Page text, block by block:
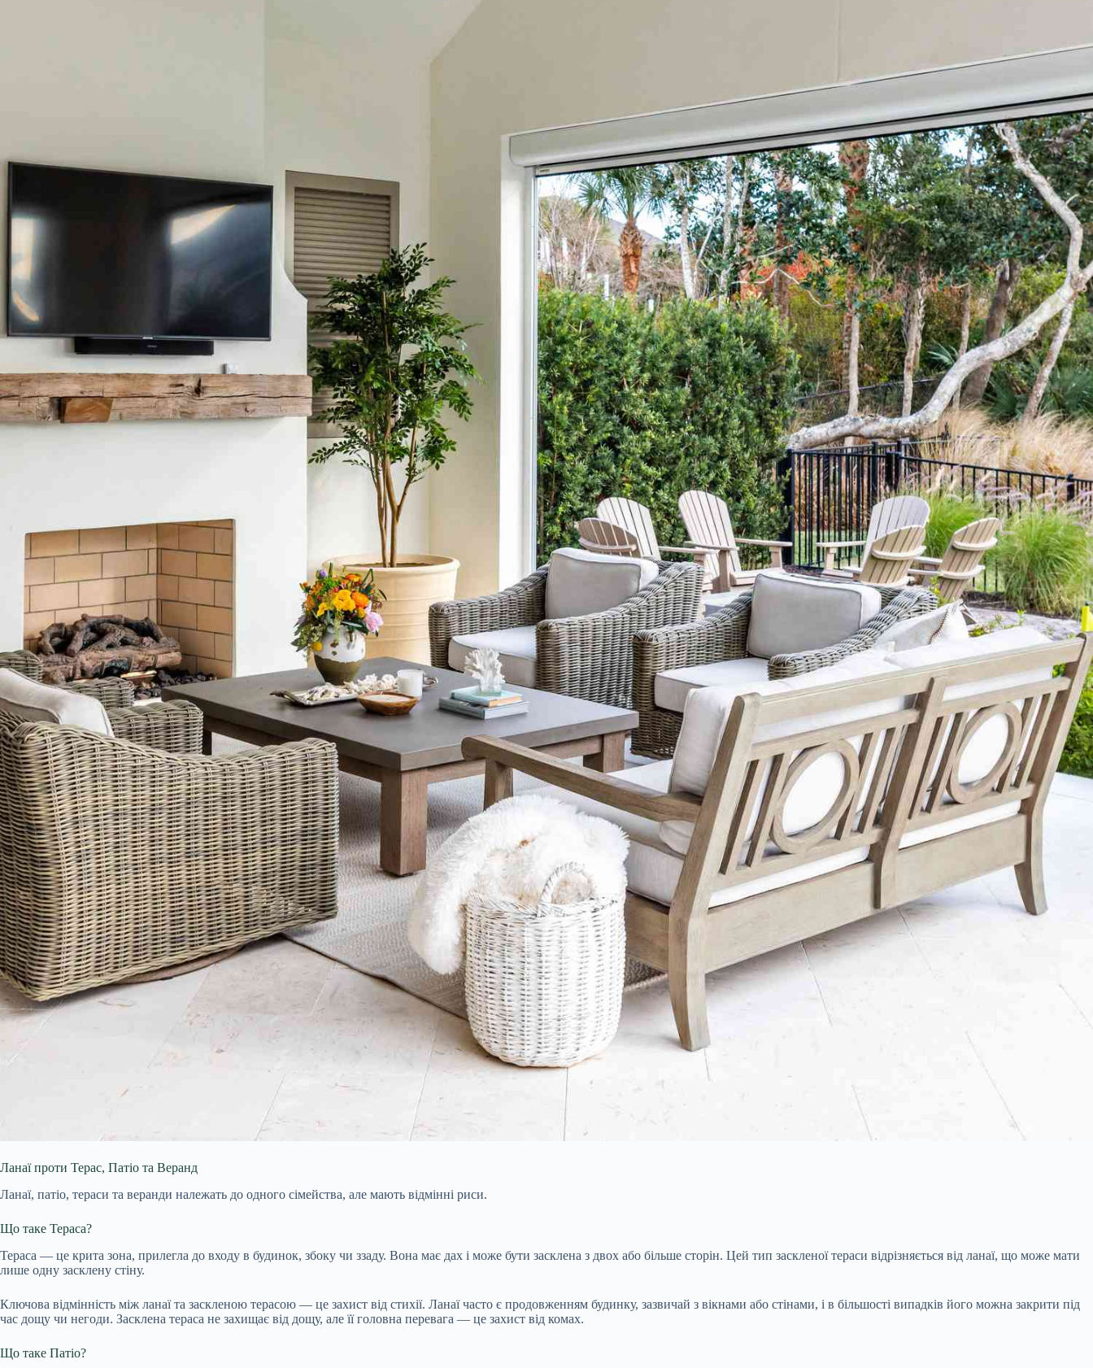
Ланаї проти Терас, Патіо та Веранд
Ланаї, патіо, тераси та веранди належать до одного сімейства, але мають відмінні риси.
Що таке Тераса?
Тераса — це крита зона, прилегла до входу в будинок, збоку чи ззаду. Вона має дах і може бути засклена з двох або більше сторін. Цей тип заскленої тераси відрізняється від ланаї, що може мати
лише одну засклену стіну.
Ключова відмінність між ланаї та заскленою терасою — це захист від стихії. Ланаї часто є продовженням будинку, зазвичай з вікнами або стінами, і в більшості випадків його можна закрити під
час дощу чи негоди. Засклена тераса не захищає від дощу, але її головна перевага — це захист від комах.
Що таке Патіо?